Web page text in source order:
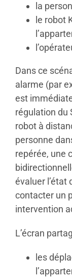
la
le robot
Dans ce
alarme (par
est
régulation du
robot à
personne
repérée, une
évaluer l’état
contacter un
intervention
L’écran
les